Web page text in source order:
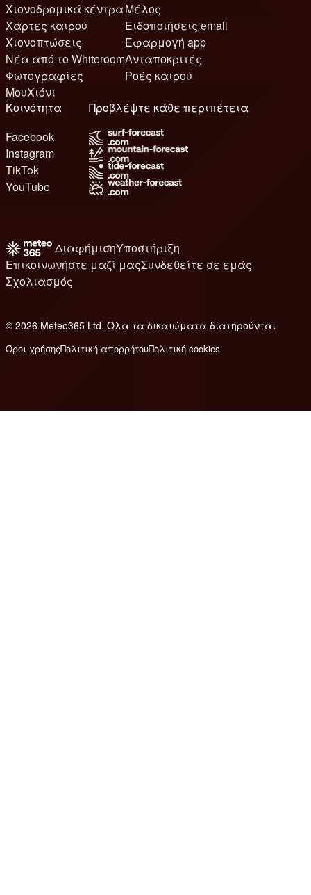
Χιονοδρομικά κέντρα
Χάρτες καιρού
Χιονοπτώσεις
Νέα από το Whiteroom
Φωτογραφίες
ΜουΧιόνι
Μέλος
Ειδοποιήσεις email
Εφαρμογή app
Ανταποκριτές
Ροές καιρού
Κοινότητα
Facebook
Instagram
TikTok
YouTube
Προβλέψτε κάθε περιπέτεια
ΔιαφήμισηΥποστήριξη
Επικοινωνήστε μαζί μαςΣυνδεθείτε σε εμάς
Σχολιασμός
© 2026 Meteo365 Ltd. Όλα τα δικαιώματα διατηρούνται
Όροι χρήσηςΠολιτική απορρήτουΠολιτική cookies